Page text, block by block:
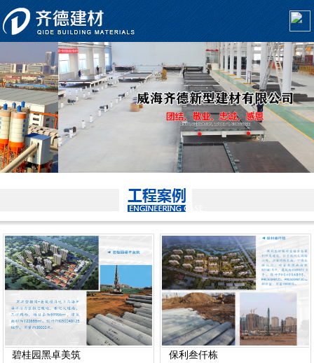
碧桂园黑卓美筑 保利叁仟栋